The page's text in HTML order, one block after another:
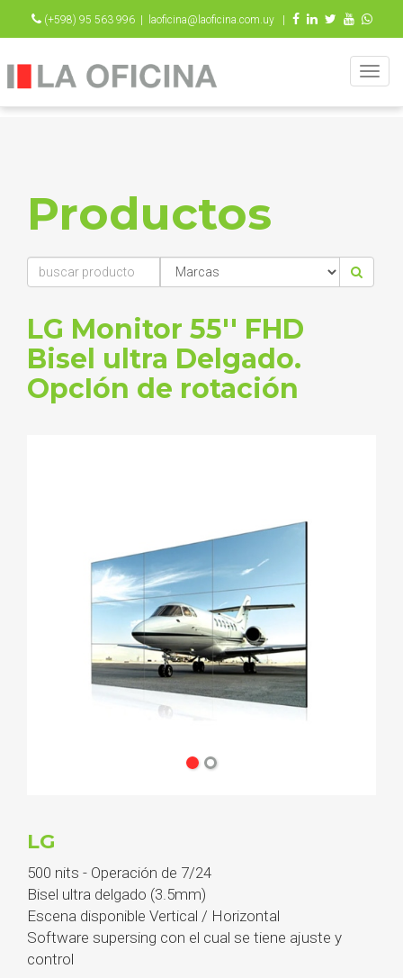
(+598) 95 563 996 | laoficina@laoficina.com.uy |
Productos
LG Monitor 55'' FHD
Bisel ultra Delgado.
OpcIón de rotación
LG
500 nits - Operación de 7/24
Bisel ultra delgado (3.5mm)
Escena disponible Vertical / Horizontal
Software supersing con el cual se tiene ajuste y
control